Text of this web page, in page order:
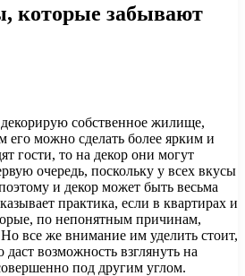
которые забывают
собственное жилище,
его можно сделать более ярким и
гости, то на декор они могут
очередь, поскольку у всех вкусы
и декор может быть весьма
практика, если в квартирах и
по непонятным причинам,
все же внимание им уделить стоит,
возможность взглянуть на
под другим углом.